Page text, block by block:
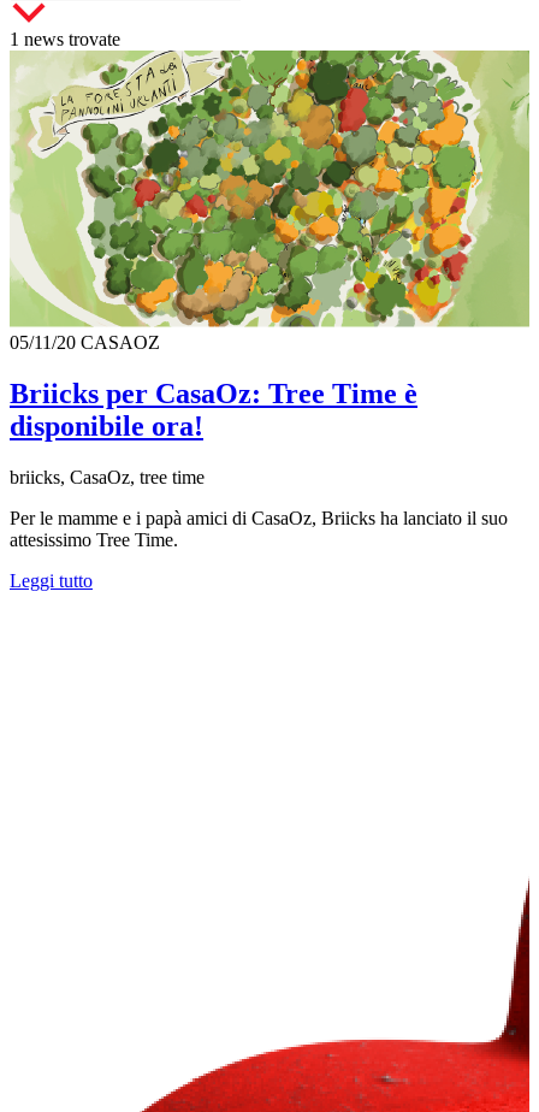
1 news trovate
05/11/20 CASAOZ
Briicks per CasaOz: Tree Time è
disponibile ora!
briicks, CasaOz, tree time
Per le mamme e i papà amici di CasaOz, Briicks ha lanciato il suo
attesissimo Tree Time.
Leggi tutto